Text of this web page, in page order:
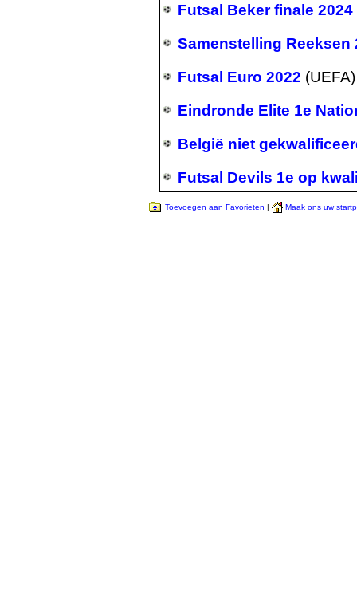
Futsal Beker finale 2024
Samenstelling Reeksen
Futsal Euro 2022 (UEFA)
Eindronde Elite 1e
België niet
Futsal Devils 1e op
Toevoegen aan Favorieten | Maak ons uw